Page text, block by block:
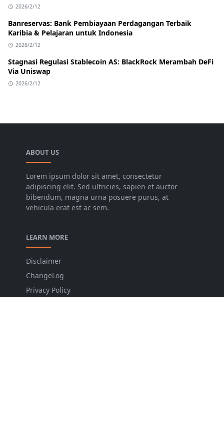
2026/2/12
Banreservas: Bank Pembiayaan Perdagangan Terbaik
Karibia & Pelajaran untuk Indonesia
2026/2/12
Stagnasi Regulasi Stablecoin AS: BlackRock Merambah DeFi
Via Uniswap
2026/2/12
ABOUT US
Lorem ipsum dolor sit amet, consectetur
adipiscing elit. Sed ultricies, sapien et auctor
bibendum, magna urna posuere purus, at
vehicula erat est ac sem.
LEARN MORE
Disclaimer
ChangeLog
Privacy Policy